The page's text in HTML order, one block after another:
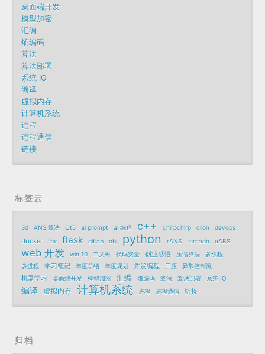
桌面端开发
模型加密
汇编
熵编码
算法
算法部署
系统 IO
编译
虚拟内存
计算机系统
进程
进程通信
链接
标签云
3d ANS 算法 Qt5 ai prompt ai 编程 c++ chirpchirp clion devops
docker fbx flask gitlab obj python rANS tornado uABS
web 开发 win 10 二叉树 代码安全 创业感悟 压缩算法
多线程
多进程
学习笔记 年度总结 年度规划 并发编程 开源 异常控制流
机器学习 桌面端开发 模型加密 汇编 熵编码 算法 算法部署 系统 IO
编译 虚拟内存 计算机系统 进程 进程通信 链接
归档